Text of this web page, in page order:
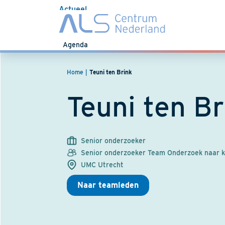
Actueel
Nieuws
Agenda
Home Teuni ten Brink
Teuni ten
Senior onderzoeker
Senior onderzoeker Team Onderzoek
UMC Utrecht
Naar teamleden